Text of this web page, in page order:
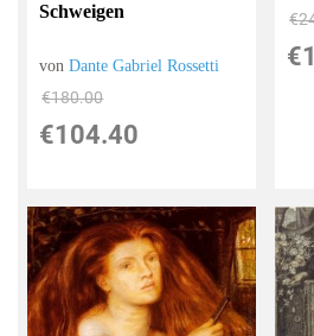
Schweigen
vonDante Gabriel Rossetti
€180.00
€104.40